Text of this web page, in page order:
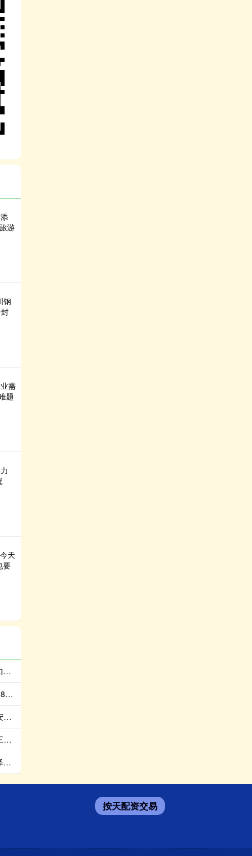
游
钢
需
题
天
要
亿鑫网配资官网 多彩活动庆华诞，初心如磐启新程！潞邑街道各社区开展庆祝建党105周年系列活动
富成配资 进球就秒杀！懂车帝二手车×618心动购车节：海量好价二手车，检测全透明，年中最强“捡漏”机会来了
无双策略APP下载 强生医疗科技与北京安贞医院签署战略合作协议 共促首都心血管诊疗高质量发展
启盈优配APP下载 老祖宗常说：菜不摆三，筷不成五，席不坐六，是什么意思？
指盈配资网平台 情系故土，天南地北菏泽儿女向家乡父老拜大年
按天配资交易